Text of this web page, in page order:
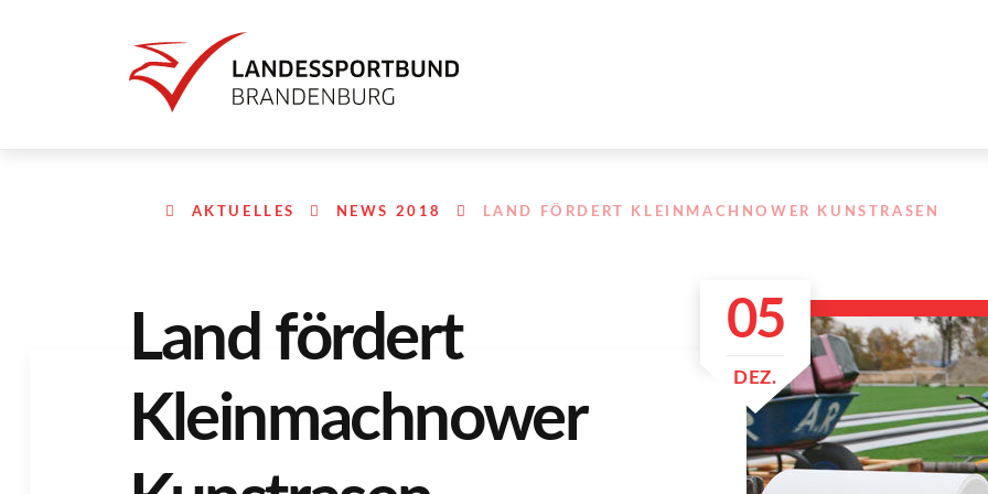
AKTUELLES NEWS 2018 LAND FÖRDERT KLEINMACHNOWER KUNSTRASEN
05
DEZ.
Land fördert
Kleinmachnower